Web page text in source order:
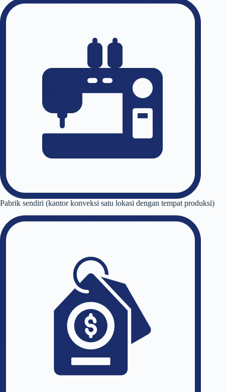
Pabrik sendiri (kantor konveksi satu lokasi dengan tempat produksi)